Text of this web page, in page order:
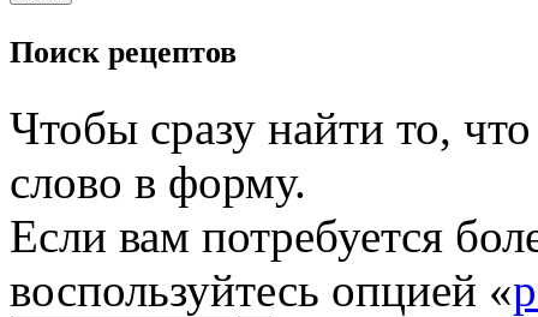
Поиск рецептов
Чтобы сразу найти то,
слово в форму.
Если вам потребуется
воспользуйтесь опцией «